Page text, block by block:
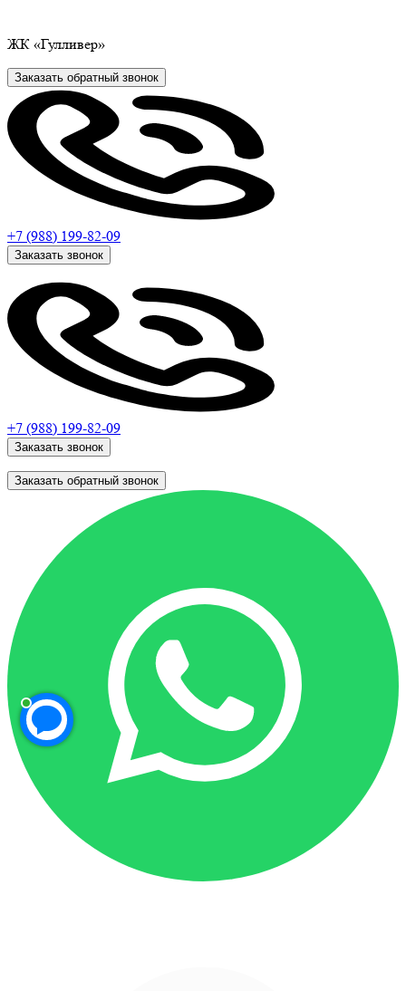
ЖК «Гулливер»
Заказать обратный звонок
+7 (988) 199-82-09
Заказать звонок
+7 (988) 199-82-09
Заказать звонок
Заказать обратный звонок